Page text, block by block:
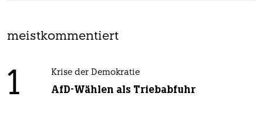
meistkommentiert
1 Krise der Demokratie
AfD-Wählen als Triebabfuhr